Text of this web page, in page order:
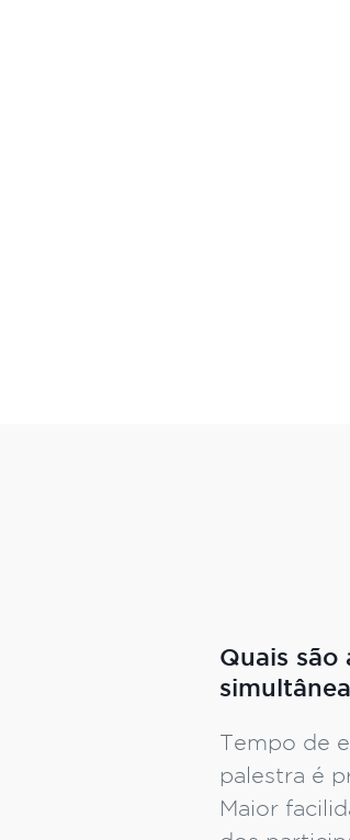
Quais são
Tempo de
palestra é
Maior